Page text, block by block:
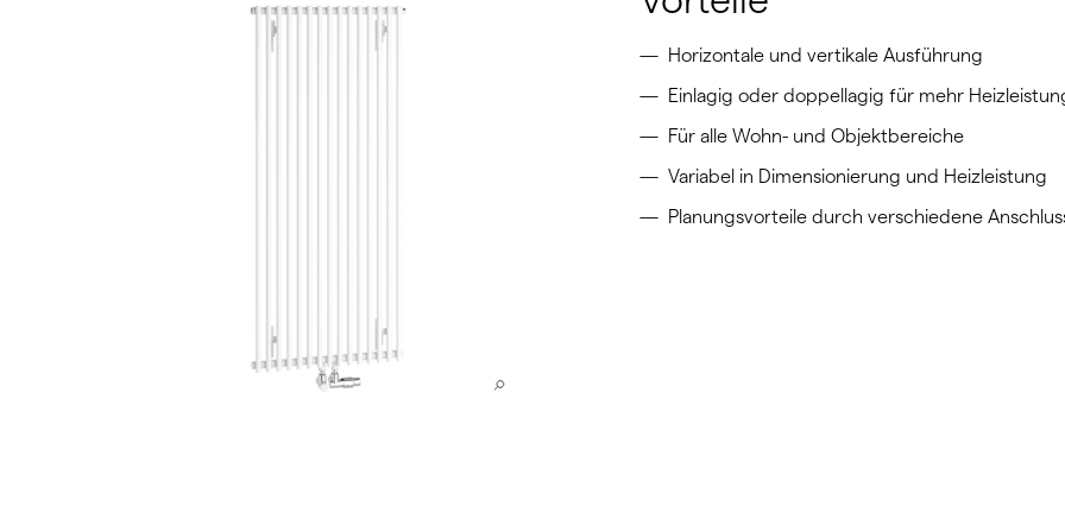
Horizontale und vertikale Ausführung
Einlagig oder doppellagig für mehr
Für alle Wohn- und Objektbereiche
Variabel in Dimensionierung und Heizleistung
Planungsvorteile durch verschiedene